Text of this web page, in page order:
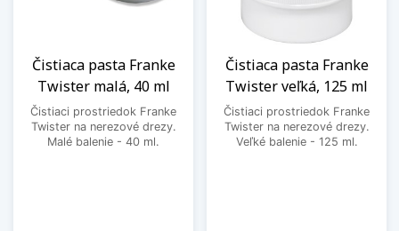
Čistiaca pasta Franke
Twister malá, 40 ml
Čistiaci prostriedok Franke
Twister na nerezové drezy.
Malé balenie - 40 ml.
Čistiaca pasta Franke
Twister veľká, 125 ml
Čistiaci prostriedok Franke
Twister na nerezové drezy.
Veľké balenie - 125 ml.